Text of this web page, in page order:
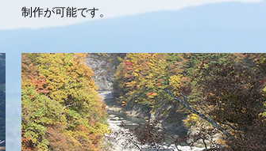
制作が可能です。